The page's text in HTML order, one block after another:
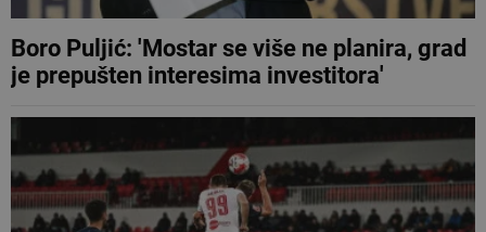
Boro Puljić: 'Mostar se više ne planira, grad
je prepušten interesima investitora'